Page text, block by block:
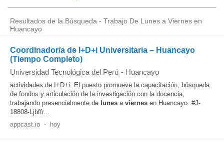
Resultados de la Búsqueda - Trabajo De Lunes a Viernes en
Huancayo
Coordinador/a de I+D+i Universitaria – Huancayo
(Tiempo Completo)
Universidad Tecnológica del Perú - Huancayo
actividades de I+D+i. El puesto promueve la capacitación, búsqueda
de fondos y articulación de la investigación con la docencia,
trabajando presencialmente de lunes a viernes en Huancayo. #J-
18808-Ljbffr...
appcast.io - hoy